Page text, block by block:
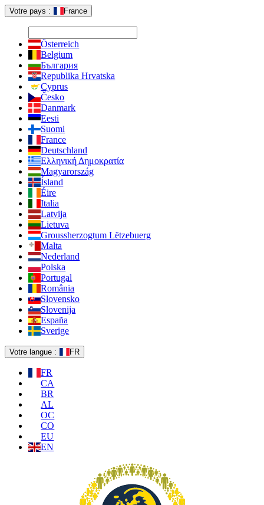
Votre pays : France
Österreich
Belgium
България
Republika Hrvatska
Cyprus
Česko
Danmark
Eesti
Suomi
France
Deutschland
Ελληνική Δημοκρατία
Magyarország
Ísland
Éire
Italia
Latvija
Lietuva
Groussherzogtum Lëtzebuerg
Malta
Nederland
Polska
Portugal
România
Slovensko
Slovenija
España
Sverige
Votre langue : FR
FR
CA
BR
AL
OC
CO
EU
EN